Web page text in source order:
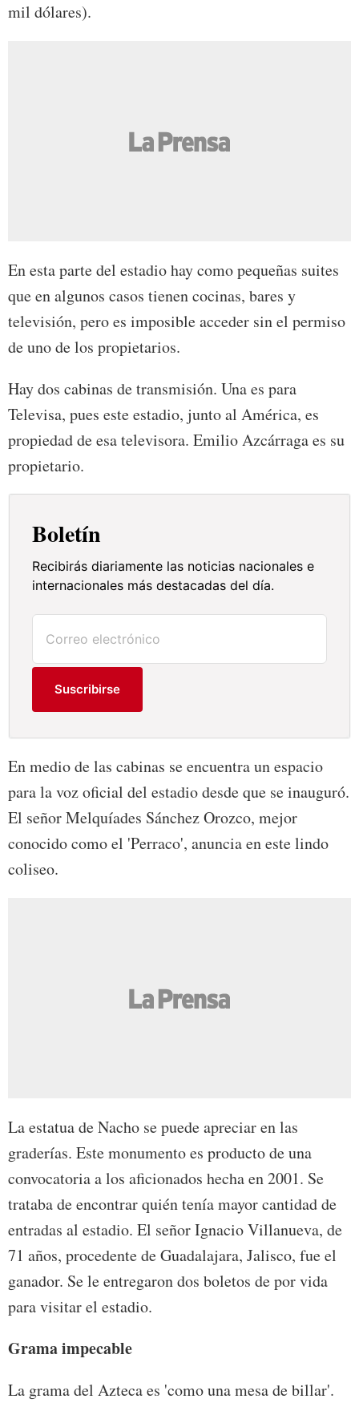
mil dólares).
En esta parte del estadio hay como pequeñas suites
que en algunos casos tienen cocinas, bares y
televisión, pero es imposible acceder sin el permiso
de uno de los propietarios.
Hay dos cabinas de transmisión. Una es para
Televisa, pues este estadio, junto al América, es
propiedad de esa televisora. Emilio Azcárraga es su
propietario.
Boletín
Recibirás diariamente las noticias nacionales e
internacionales más destacadas del día.
Suscribirse
En medio de las cabinas se encuentra un espacio
para la voz oficial del estadio desde que se inauguró.
El señor Melquíades Sánchez Orozco, mejor
conocido como el 'Perraco', anuncia en este lindo
coliseo.
La estatua de Nacho se puede apreciar en las
graderías. Este monumento es producto de una
convocatoria a los aficionados hecha en 2001. Se
trataba de encontrar quién tenía mayor cantidad de
entradas al estadio. El señor Ignacio Villanueva, de
71 años, procedente de Guadalajara, Jalisco, fue el
ganador. Se le entregaron dos boletos de por vida
para visitar el estadio.
Grama impecable
La grama del Azteca es 'como una mesa de billar'.